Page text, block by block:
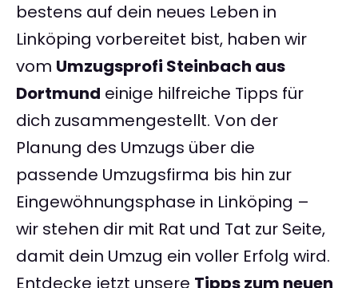
bestens auf dein neues Leben in
Linköping vorbereitet bist, haben wir
vom Umzugsprofi Steinbach aus
Dortmund einige hilfreiche Tipps für
dich zusammengestellt. Von der
Planung des Umzugs über die
passende Umzugsfirma bis hin zur
Eingewöhnungsphase in Linköping –
wir stehen dir mit Rat und Tat zur Seite,
damit dein Umzug ein voller Erfolg wird.